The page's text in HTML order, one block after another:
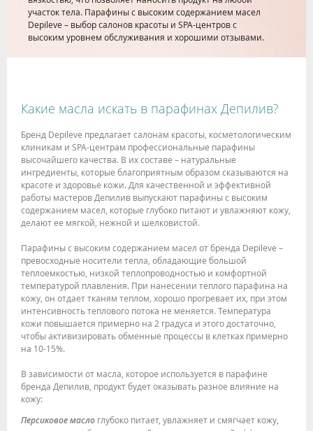
участок тела. Парафины с высоким содержанием масел
Depileve – выбор салонов красоты и SPA-центров с
высоким уровнем обслуживания и хорошими отзывами.
Какие масла искать в парафинах Депилив?
Бренд Depileve предлагает салонам красоты, косметологическим
клиникам и SPA-центрам профессиональные парафины
высочайшего качества. В их составе – натуральные
ингредиенты, которые благоприятным образом сказываются на
красоте и здоровье кожи. Для качественной и эффективной
работы мастеров Депилив выпускают парафины с высоким
содержанием масел, которые глубоко питают и увлажняют кожу,
делают ее мягкой, нежной и шелковистой.
Парафины с высоким содержанием масел от бренда Depileve –
превосходные носители тепла, обладающие большой
теплоемкостью, низкой теплопроводностью и комфортной
температурой плавления. При нанесении теплого парафина на
кожу, он отдает тканям теплом, хорошо прогревает их, при этом
интенсивность теплового потока не меняется. Температура
кожи повышается примерно на 2 градуса и этого достаточно,
чтобы активизировать обменные процессы в клетках примерно
на 10-15%.
В зависимости от масла, которое используется в парафине
бренда Депилив, продукт будет оказывать разное влияние на
кожу:
Персиковое масло глубоко питает, увлажняет и смягчает кожу,